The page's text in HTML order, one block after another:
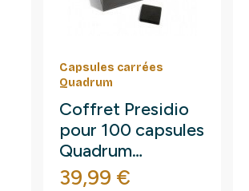
Capsules carrées
Quadrum
Coffret Presidio
pour 100 capsules
Quadrum
Leuchtturm.
Prix
39,99 €